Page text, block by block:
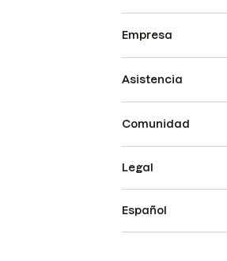
Empresa
Asistencia
Comunidad
Legal
Español